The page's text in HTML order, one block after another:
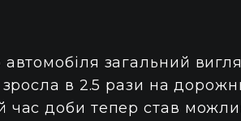
загальний
зросла в 2.5 рази на
час доби тепер став